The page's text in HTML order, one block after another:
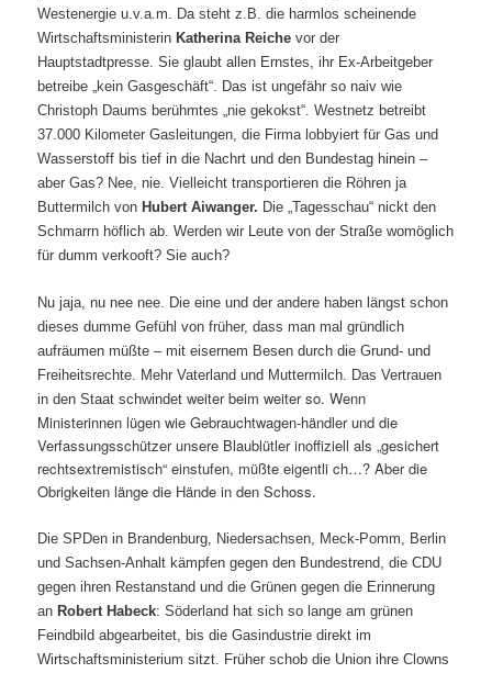
Westenergie u.v.a.m. Da steht z.B. die harmlos scheinende
Wirtschaftsministerin Katherina Reiche vor der
Hauptstadtpresse. Sie glaubt allen Ernstes, ihr Ex-Arbeitgeber
betreibe „kein Gasgeschäft“. Das ist ungefähr so naiv wie
Christoph Daums berühmtes „nie gekokst“. Westnetz betreibt
37.000 Kilometer Gasleitungen, die Firma lobbyiert für Gas und
Wasserstoff bis tief in die Nachrt und den Bundestag hinein –
aber Gas? Nee, nie. Vielleicht transportieren die Röhren ja
Buttermilch von Hubert Aiwanger. Die „Tagesschau“ nickt den
Schmarrn höflich ab. Werden wir Leute von der Straße womöglich
für dumm verkooft? Sie auch?
Nu jaja, nu nee nee. Die eine und der andere haben längst schon
dieses dumme Gefühl von früher, dass man mal gründlich
aufräumen müßte – mit eisernem Besen durch die Grund- und
Freiheitsrechte. Mehr Vaterland und Muttermilch. Das Vertrauen
in den Staat schwindetweiter beim weiter so. Wenn
Ministerinnen lügen wie Gebrauchtwagen-händler und die
Verfassungsschützer unsere Blaublütler inoffiziell als „gesichert
rechtsextremistisch“ einstufen, müßte eigentli ch…? Aber die
Obrigkeiten länge die Hände in den Schoss.
Die SPDen in Brandenburg, Niedersachsen, Meck-Pomm, Berlin
und Sachsen-Anhalt kämpfen gegen den Bundestrend, die CDU
gegen ihren Restanstand und die Grünen gegen die Erinnerung
an Robert Habeck: Söderland hat sich so lange am grünen
Feindbild abgearbeitet, bis die Gasindustrie direkt im
Wirtschaftsministerium sitzt. Früher schob die Union ihre Clowns